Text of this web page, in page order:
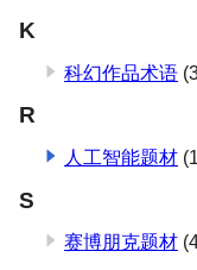
K
科幻作品术语
R
人工智能题材
S
赛博朋克题材